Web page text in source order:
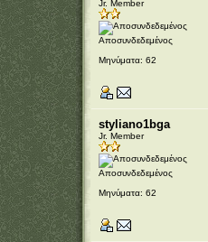
Jr. Member
Αποσυνδεδεμένος
Μηνύματα: 62
styliano1bga
Jr. Member
Αποσυνδεδεμένος
Μηνύματα: 62